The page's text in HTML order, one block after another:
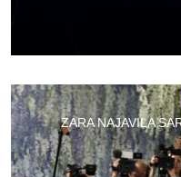
ZARA NAJAVILA